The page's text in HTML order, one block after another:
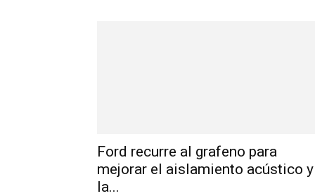
Ford recurre al grafeno para
mejorar el aislamiento acústico y
la...